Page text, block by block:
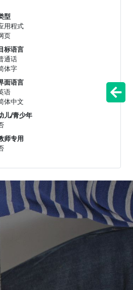
型
用程式
页
标语言
通话
体字
面语言
语
体中文
儿/青少年
师专用